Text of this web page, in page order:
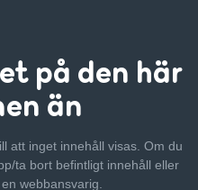
på den här
än
att inget innehåll visas. Om du
ta bort befintligt innehåll eller
webbansvarig.